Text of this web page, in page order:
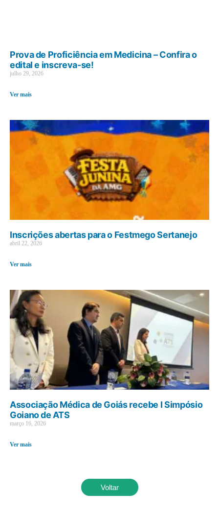
Prova de Proficiência em Medicina – Confira o
edital e inscreva-se!
julho 29, 2026
Ver mais
Inscrições abertas para o Festmego Sertanejo
abril 22, 2026
Ver mais
Associação Médica de Goiás recebe I Simpósio
Goiano de ATS
março 16, 2026
Ver mais
Voltar